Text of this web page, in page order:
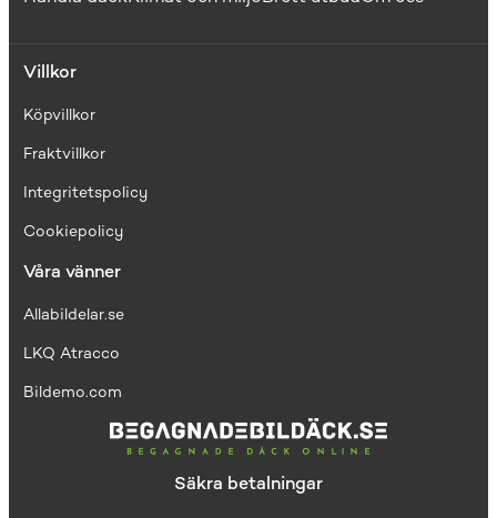
Villkor
Köpvillkor
Fraktvillkor
Integritetspolicy
Cookiepolicy
Våra vänner
Allabildelar.se
LKQ Atracco
Bildemo.com
Säkra betalningar